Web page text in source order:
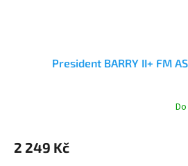
President BARRY II+ FM
je
2 249 Kč